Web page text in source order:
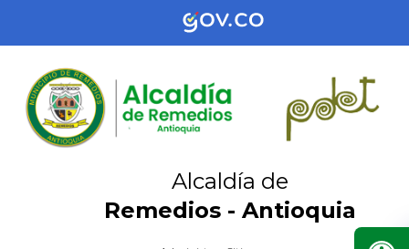
Alcaldía de
Remedios - Antioquia